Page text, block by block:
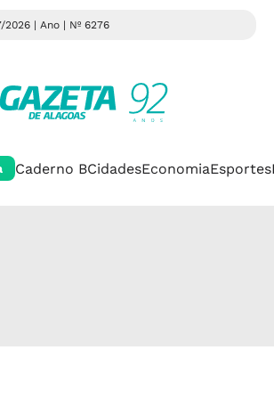
| Ano | Nº 6276
Caderno BCidadesEconomiaEsportes